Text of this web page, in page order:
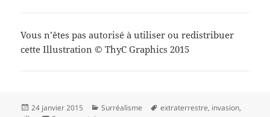
Vous n’êtes pas autorisé à utiliser ou redistribuer
cette Illustration © ThyC Graphics 2015
Publié
24 janvier 2015 Catégories
Surréalisme
Mots-
extraterrestre, invasion,